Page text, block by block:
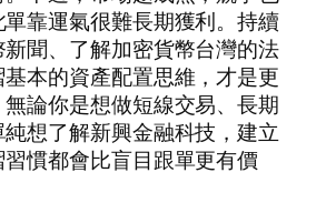
靠運氣很難長期獲利。持續
聞、了解加密貨幣台灣的法
本的資產配置思維，才是更
論你是想做短線交易、長期
想了解新興金融科技，建立
慣都會比盲目跟單更有價